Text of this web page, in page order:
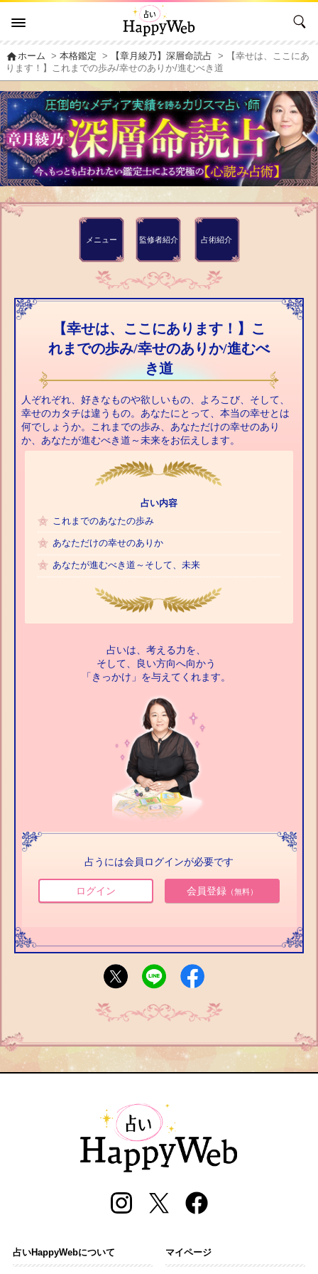
homeホーム >本格鑑定 > 【章月綾乃】深層命読占
> 【幸せは、ここにあ
ります！】これまでの歩み/幸せのありか/進むべき道
メニュー 監修者紹介 占術紹介
【幸せは、ここにあります！】こ
れまでの歩み/幸せのありか/進むべ
き道
人ぞれぞれ、好きなものや欲しいもの、よろこび、そして、
幸せのカタチは違うもの。あなたにとって、本当の幸せとは
何でしょうか。これまでの歩み、あなただけの幸せのあり
か、あなたが進むべき道～未来をお伝えします。
占い内容
これまでのあなたの歩み
あなただけの幸せのありか
あなたが進むべき道～そして、未来
占いは、考える力を、
そして、良い方向へ向かう
「きっかけ」を与えてくれます。
占うには会員ログインが必要です
ログイン 会員登録（無料）
占いHappyWebについて マイページ